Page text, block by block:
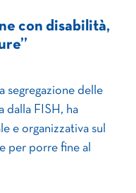
con disabilità,
segregazione delle
dalla FISH, ha
e organizzativa sul
per porre fine al